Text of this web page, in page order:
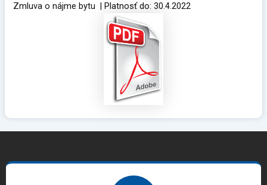
Zmluva o nájme bytu | Platnosť do: 30.4.2022